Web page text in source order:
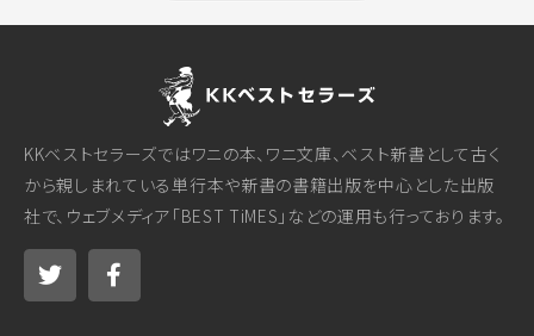
KKベストセラーズではワニの本、ワニ文庫、ベスト新書として古く
から親しまれている単行本や新書の書籍出版を中心とした出版
社で、ウェブメディア「BEST TiMES」などの運用も行っております。